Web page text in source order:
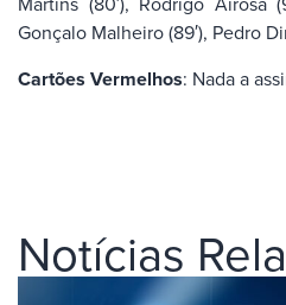
Gonçalo Malheiro (89′), Pedro
Cartões Vermelhos: Nada a
Notícias